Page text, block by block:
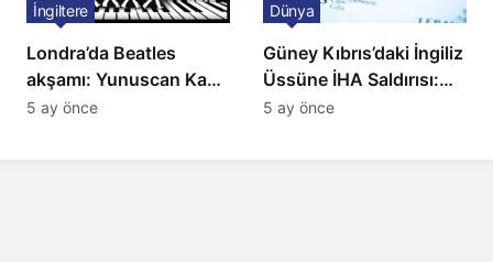
Londra’da Beatles
akşamı: Yunuscan Kaya
klasik yorumuyla
İngiltere
5 ay önce
Güney Kıbrıs’daki İngiliz
Üssüne İHA Saldırısı:
Patlama, Sirenler ve
Dünya
5 ay önce